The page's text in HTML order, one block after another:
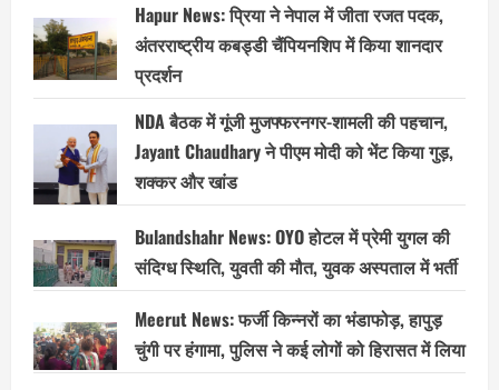
Hapur News: प्रिया ने नेपाल में जीता रजत पदक,
अंतरराष्ट्रीय कबड्डी चैंपियनशिप में किया शानदार
प्रदर्शन
NDA बैठक में गूंजी मुजफ्फरनगर-शामली की पहचान,
Jayant Chaudhary ने पीएम मोदी को भेंट किया गुड़,
शक्कर और खांड
Bulandshahr News: OYO होटल में प्रेमी युगल की
संदिग्ध स्थिति, युवती की मौत, युवक अस्पताल में भर्ती
Meerut News: फर्जी किन्नरों का भंडाफोड़, हापुड़
चुंगी पर हंगामा, पुलिस ने कई लोगों को हिरासत में लिया